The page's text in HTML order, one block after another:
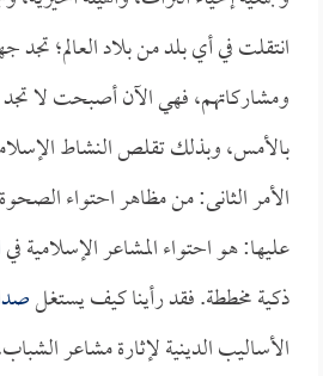
انتقلت في أي بلد من بلاد العالم؛ تجد
ومشاركاتهم، فهي الآن أصبحت لا
بالأمس، وبذلك تقلص النشاط
الأمر الثانى: من مظاهر احتواء
عليها: هو احتواء المشاعر الإسلامية في
ذكية مخططة. فقد رأينا كيف يستغل
الأساليب الدينية لإثارة مشاعر